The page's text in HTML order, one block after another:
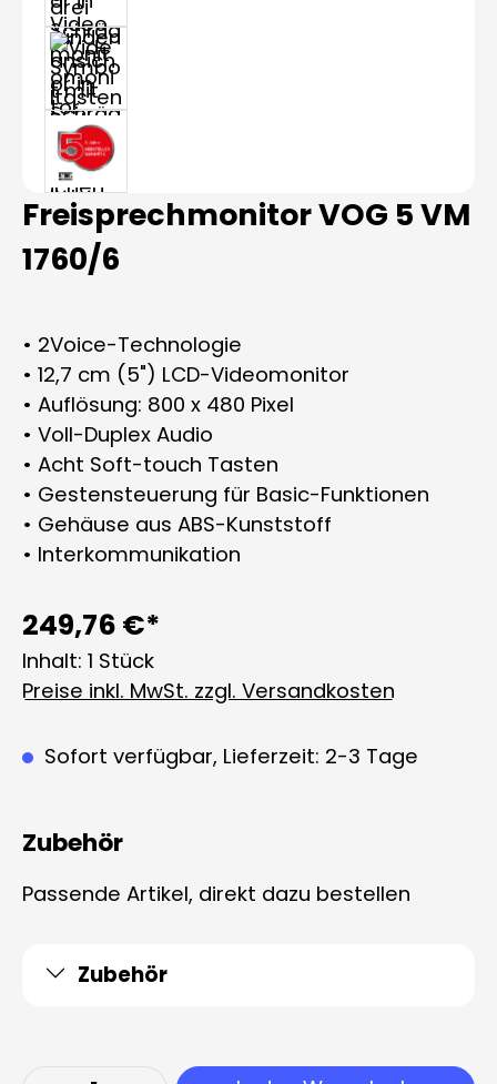
Freisprechmonitor VOG 5 VM
1760/6
• 2Voice-Technologie
• 12,7 cm (5") LCD-Videomonitor
• Auflösung: 800 x 480 Pixel
• Voll-Duplex Audio
• Acht Soft-touch Tasten
• Gestensteuerung für Basic-Funktionen
• Gehäuse aus ABS-Kunststoff
• Interkommunikation
249,76 €*
Inhalt: 1 Stück
Preise inkl. MwSt. zzgl. Versandkosten
Sofort verfügbar, Lieferzeit: 2-3 Tage
Zubehör
Passende Artikel, direkt dazu bestellen
Zubehör